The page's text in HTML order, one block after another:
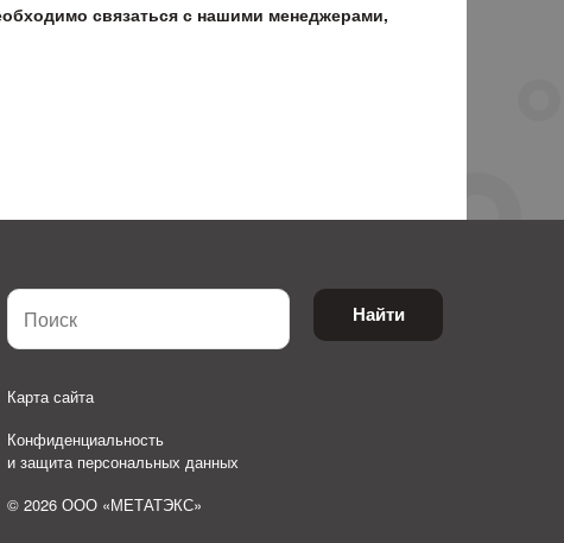
связаться с нашими менеджерами,
Найти
Карта сайта
Конфиденциальность
и защита персональных данных
© 2026 ООО «МЕТАТЭКС»